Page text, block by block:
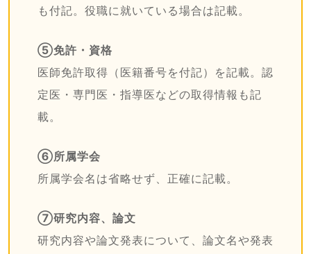
も付記。役職に就いている場合は記載。
⑤免許・資格
医師免許取得（医籍番号を付記）を記載。認
定医・専門医・指導医などの取得情報も記
載。
⑥所属学会
所属学会名は省略せず、正確に記載。
⑦研究内容、論文
研究内容や論文発表について、論文名や発表